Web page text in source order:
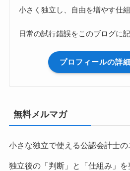
小さく独立し、自由を増やす仕
日常の試行錯誤をこのブログに
プロフィールの詳
無料メルマガ
小さな独立で使える公認会計士の
独立後の「判断」と「仕組み」